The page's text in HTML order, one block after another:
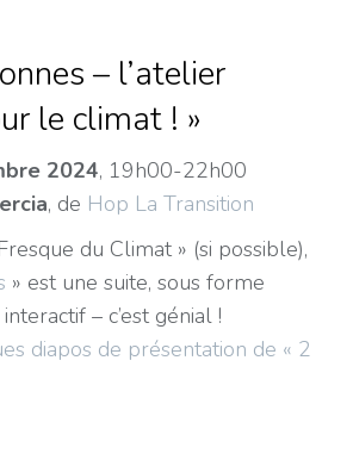
– l’atelier
le climat ! »
2024, 19h00-22h00
, de Hop La Transition
du Climat » (si possible),
» est une suite, sous forme
– c’est génial !
diapos de présentation de « 2